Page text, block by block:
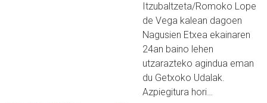
Itzubaltzeta/Romoko Lope
de Vega kalean dagoen
Nagusien Etxea ekainaren
24an baino lehen
utzarazteko agindua eman
du Getxoko Udalak.
Azpiegitura hori…